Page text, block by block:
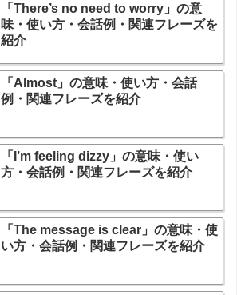
「There’s no need to worry」の意
味・使い方・会話例・関連フレーズを
紹介
「Almost」の意味・使い方・会話
例・関連フレーズを紹介
「I’m feeling dizzy」の意味・使い
方・会話例・関連フレーズを紹介
「The message is clear」の意味・使
い方・会話例・関連フレーズを紹介